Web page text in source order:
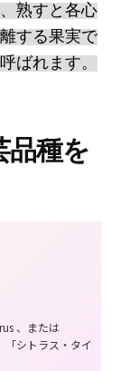
熟すと各心
する果実で
ばれます。
品種を
、または
シトラス・タイ